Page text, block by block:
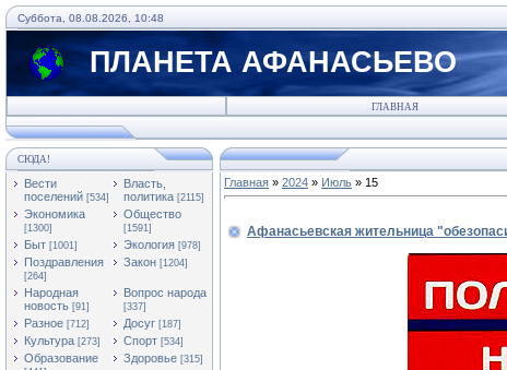
Суббота, 08.08.2026, 10:48
ПЛАНЕТА АФАНАСЬЕВО
ГЛАВНАЯ
СЮДА!
Вести
поселений [534]
Власть,
политика [2115]
Экономика
[1300]
Общество
[1591]
Быт [1001] Экология [978]
Поздравления
[264]
Закон [1204]
Народная
новость [91]
Вопрос народа
[337]
Разное [712] Досуг [187]
Культура [273] Спорт [534]
Образование Здоровье [315]
Главная » 2024 » Июль » 15
Афанасьевская жительница